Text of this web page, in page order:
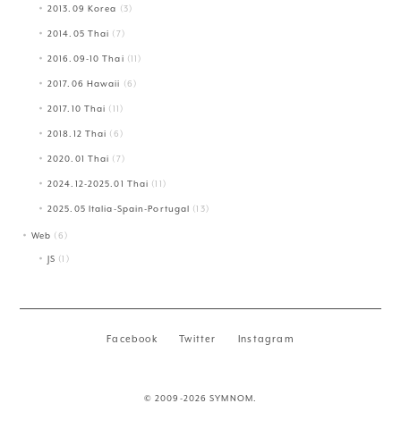
2013.09 Korea (3)
2014.05 Thai (7)
2016.09-10 Thai (11)
2017.06 Hawaii (6)
2017.10 Thai (11)
2018.12 Thai (6)
2020.01 Thai (7)
2024.12-2025.01 Thai (11)
2025.05 Italia-Spain-Portugal (13)
Web (6)
JS (1)
Facebook Twitter Instagram
© 2009-2026 SYMNOM.